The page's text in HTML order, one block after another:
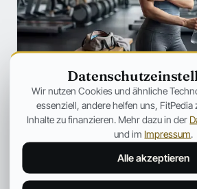
Ozempic verändert
– Warum plötzlich jeder
Muskelverlust spricht
Warum GLP-1-Medikamente immer
Aspekt des Muskelabbaus besprochen
Jonas Bauer 19. Juli 2026 12 Min.
Wir nutzen Cookies und ähnliche
essenziell, andere helfen uns, FitPedia
Inhalte zu finanzieren. Mehr dazu in der
und im Impressum
Alle akzeptieren